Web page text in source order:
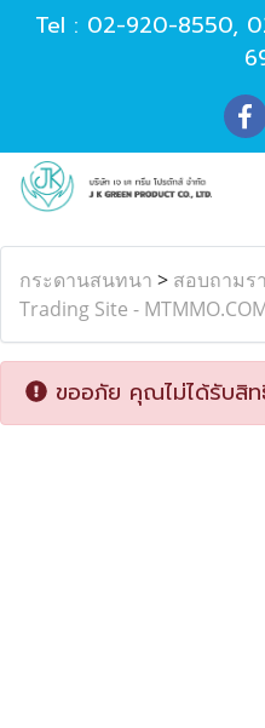
Tel : 02-920-8550,
กระดานสนทนา > สอบถามร
Trading Site -
ขออภัย คุณไม่ได้รับสิท